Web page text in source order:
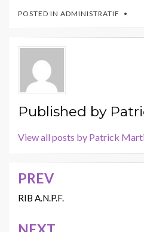
POSTED IN ADMINISTRATIF
Published by
View all posts by Patrick
Navigation
de
l’article
PREV
RIB A.N.P.F.